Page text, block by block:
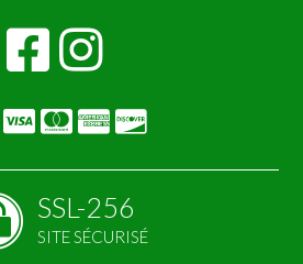
SSL-256
SITE SÉCURISÉ